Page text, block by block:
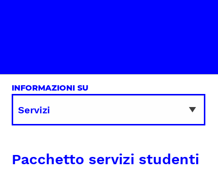
INFORMAZIONI SU
Pacchetto servizi studenti